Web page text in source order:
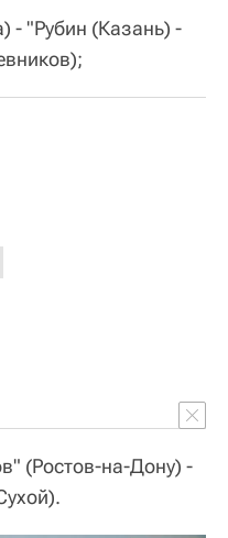
- "Рубин (Казань) -
(Ростов-на-Дону) -